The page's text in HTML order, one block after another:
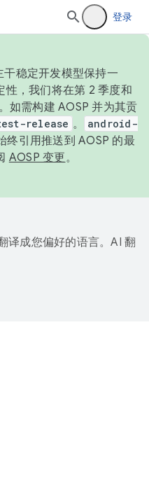
登录
稳定开发模型保持一
性，我们将在第 2 季度和
如需构建 AOSP 并为其贡
release 。
android-
终引用推送到 AOSP 的最
AOSP 变更。
译成您偏好的语言。AI 翻